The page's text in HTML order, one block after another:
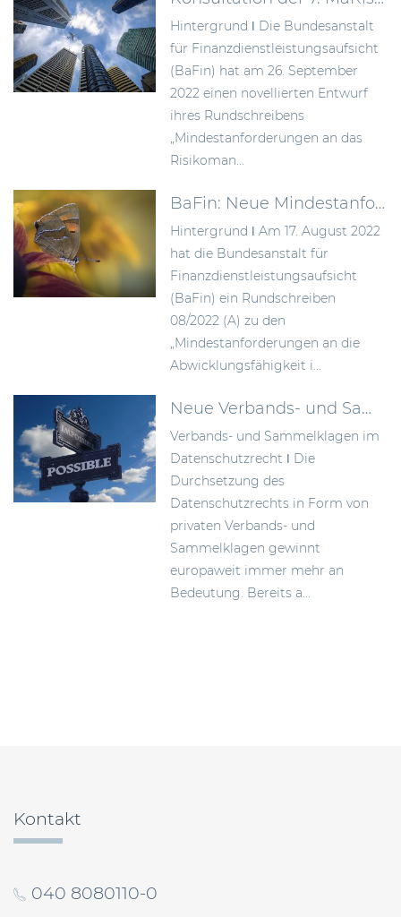
Hintergrund ǀ Die Bundesanstalt
für Finanzdienstleistungsaufsicht
(BaFin) hat am 26. September
2022 einen novellierten Entwurf
ihres Rundschreibens
„Mindestanforderungen an das
Risikoman...
BaFin: Neue Mindestanforderungen zur Verbesserung der Abwicklungsfähigkeit von Instituten
Hintergrund ǀ Am 17. August 2022
hat die Bundesanstalt für
Finanzdienstleistungsaufsicht
(BaFin) ein Rundschreiben
08/2022 (A) zu den
„Mindestanforderungen an die
Abwicklungsfähigkeit i...
Neue Verbands- und Sammelklagen im Datenschutzrecht
Verbands- und Sammelklagen im
Datenschutzrecht ǀ Die
Durchsetzung des
Datenschutzrechts in Form von
privaten Verbands- und
Sammelklagen gewinnt
europaweit immer mehr an
Bedeutung. Bereits a...
Kontakt
040 8080110-0